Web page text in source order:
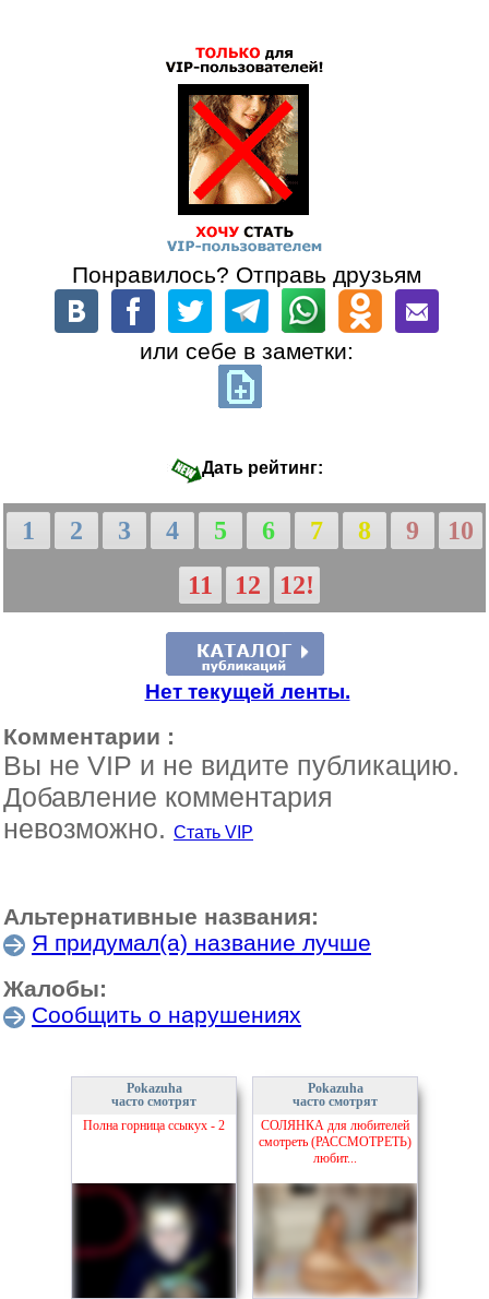
Понравилось? Отправь друзьям
или себе в заметки:
Дать рейтинг:
1 2 3 4 5 6 7 8 9
10
11
12 12!
Нет текущей ленты.
Комментарии :
Вы не VIP и не видите публикацию.
Добавление комментария
невозможно. Стать VIP
Альтернативные названия:
Я придумал(а) название лучше
Жалобы:
Сообщить о нарушениях
Pokazuha
часто смотрят
Полна горница ссыкух - 2
Pokazuha
часто смотрят
СОЛЯНКА для любителей
смотреть (РАССМОТРЕТЬ)
любит...